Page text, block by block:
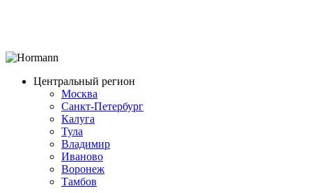
Центральный регион
Москва
Санкт-Петербург
Калуга
Тула
Владимир
Иваново
Воронеж
Тамбов